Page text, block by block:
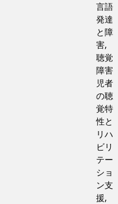
言語
発達
と障
害,
聴覚
障害
児者
の聴
覚特
性と
リハ
ビリ
テー
ショ
ン支
援,